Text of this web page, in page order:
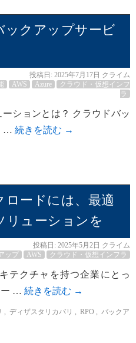
ックアップサービ
投稿日: 2025年7月17日 クライム
AWS Azure
クラウド・仮想インフ
ラ
ションとは？ クラウドバッ
… 続きを読む →
ロードには、最適
リューションを
投稿日: 2025年5月2日 クライム
ップ
AWS クラウド・仮想インフラ
テクチャを持つ企業にとっ
ー … 続きを読む →
ディザスタリカバリ RPO
バックア